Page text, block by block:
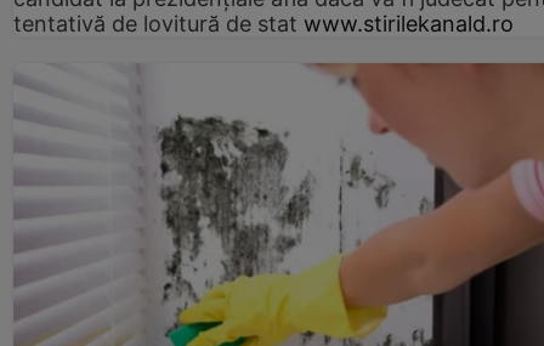
tentativă de lovitură de stat www.stirilekanald.ro